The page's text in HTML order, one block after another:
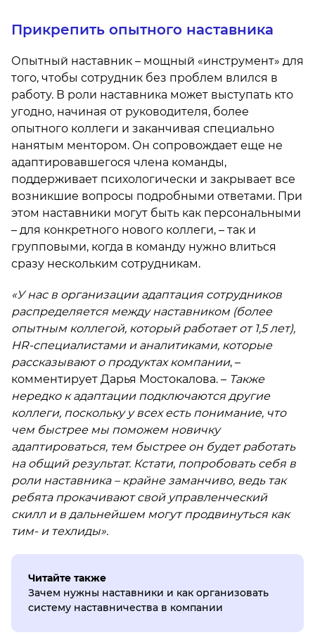
Прикрепить опытного наставника
Опытный наставник – мощный «инструмент» для
того, чтобы сотрудник без проблем влился в
работу. В роли наставника может выступать кто
угодно, начиная от руководителя, более
опытного коллеги и заканчивая специально
нанятым ментором. Он сопровождает еще не
адаптировавшегося члена команды,
поддерживает психологически и закрывает все
возникшие вопросы подробными ответами. При
этом наставники могут быть как персональными
– для конкретного нового коллеги, – так и
групповыми, когда в команду нужно влиться
сразу нескольким сотрудникам.
«У нас в организации адаптация сотрудников
распределяется между наставником (более
опытным коллегой, который работает от 1,5 лет),
HR-специалистами и аналитиками, которые
рассказывают о продуктах компании, –
комментирует Дарья Мостокалова. – Также
нередко к адаптации подключаются другие
коллеги, поскольку у всех есть понимание, что
чем быстрее мы поможем новичку
адаптироваться, тем быстрее он будет работать
на общий результат. Кстати, попробовать себя в
роли наставника – крайне заманчиво, ведь так
ребята прокачивают свой управленческий
скилл и в дальнейшем могут продвинуться как
тим- и техлиды».
Читайте также
Зачем нужны наставники и как организовать
систему наставничества в компании